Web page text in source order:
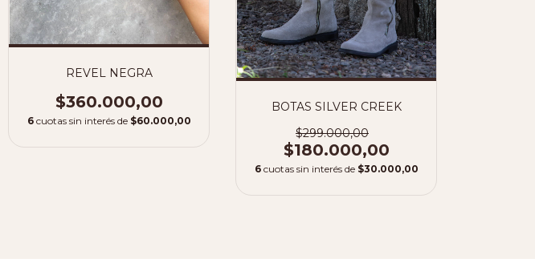
REVEL NEGRA
$360.000,00
6 cuotas sin interés de $60.000,00
BOTAS SILVER CREEK
$299.000,00
$180.000,00
6 cuotas sin interés de $30.000,00